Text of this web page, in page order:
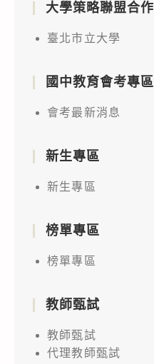
大學策略聯盟合作
臺北市立大學
國中教育會考專區
會考最新消息
新生專區
新生專區
榜單專區
榜單專區
教師甄試
教師甄試
代理教師甄試